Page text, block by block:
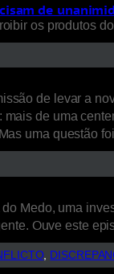
de
os produtos
de levar a
de uma
uma questão
Medo, uma
Ouve este
,